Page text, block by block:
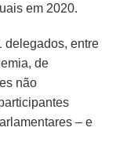
em 2020.
delegados, entre
de
não
– e